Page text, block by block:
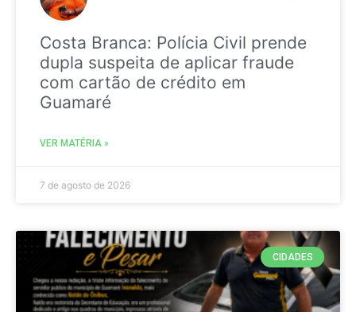
Costa Branca: Polícia Civil prende
dupla suspeita de aplicar fraude
com cartão de crédito em
Guamaré
VER MATÉRIA »
7 de agosto de 2026
CIDADES